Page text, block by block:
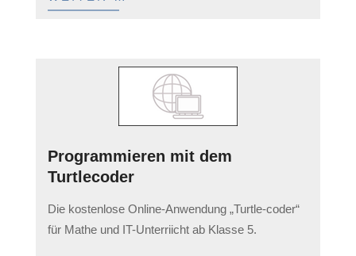
Programmieren mit dem
Turtlecoder
03-
11
Die kostenlose Online-Anwendung „Turtle-coder“
für Mathe und IT-Unterriicht ab Klasse 5.